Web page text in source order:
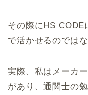
その際にHS CODE
で活かせるのでは
実際、私はメーカ
があり、通関士の